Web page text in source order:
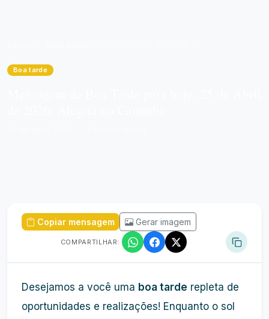
Boa tarde
Copiar mensagem Gerar imagem
COMPARTILHAR:
Desejamos a você uma boa tarde repleta de
oportunidades e realizações! Enquanto o sol